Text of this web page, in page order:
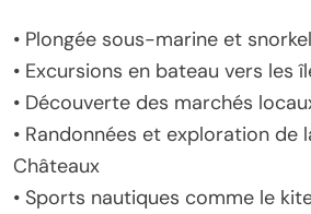
• Plongée sous-marine et
• Excursions en bateau vers les
• Découverte des marchés
• Randonnées et exploration de
Châteaux
• Sports nautiques comme le